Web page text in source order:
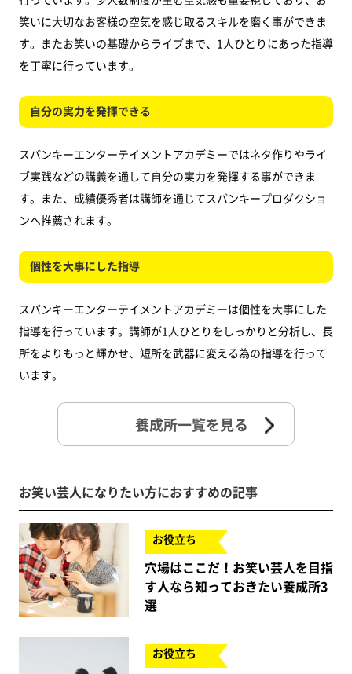
笑いに大切なお客様の空気を感じ取るスキルを磨く事ができま
す。またお笑いの基礎からライブまで、1人ひとりにあった指導
を丁寧に行っています。
自分の実力を発揮できる
スパンキーエンターテイメントアカデミーではネタ作りやライ
ブ実践などの講義を通して自分の実力を発揮する事ができま
す。また、成績優秀者は講師を通じてスパンキープロダクショ
ンへ推薦されます。
個性を大事にした指導
スパンキーエンターテイメントアカデミーは個性を大事にした
指導を行っています。講師が1人ひとりをしっかりと分析し、長
所をよりもっと輝かせ、短所を武器に変える為の指導を行って
います。
養成所一覧を見る
お笑い芸人になりたい方におすすめの記事
お役立ち
穴場はここだ！お笑い芸人を目指
す人なら知っておきたい養成所3
選
お役立ち